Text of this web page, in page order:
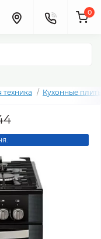
0
техника Кухонные